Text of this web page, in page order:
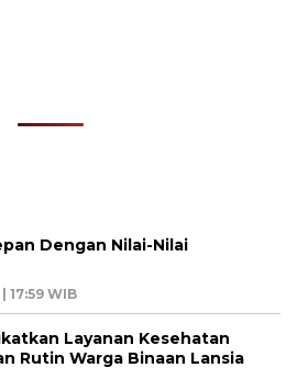
Dengan Nilai-Nilai
17:59 WIB
Layanan Kesehatan
Rutin Warga Binaan Lansia